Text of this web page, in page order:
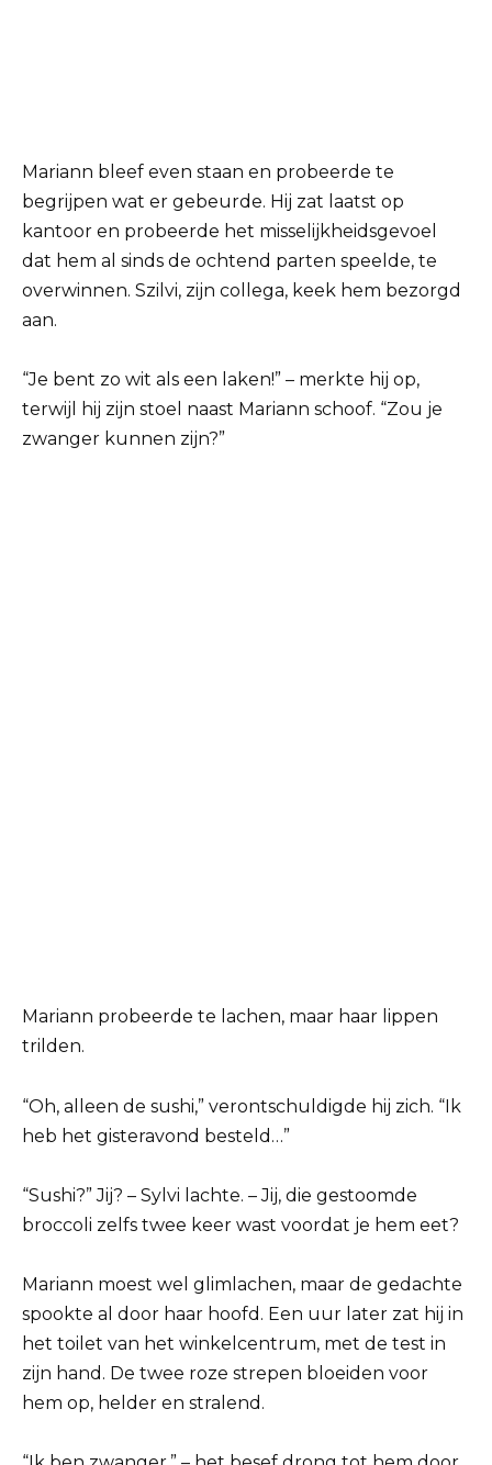
Mariann bleef even staan ​​en probeerde te
begrijpen wat er gebeurde. Hij zat laatst op
kantoor en probeerde het misselijkheidsgevoel
dat hem al sinds de ochtend parten speelde, te
overwinnen. Szilvi, zijn collega, keek hem bezorgd
aan.
“Je bent zo wit als een laken!” – merkte hij op,
terwijl hij zijn stoel naast Mariann schoof. “Zou je
zwanger kunnen zijn?”
Mariann probeerde te lachen, maar haar lippen
trilden.
“Oh, alleen de sushi,” verontschuldigde hij zich. “Ik
heb het gisteravond besteld…”
“Sushi?” Jij? – Sylvi lachte. – Jij, die gestoomde
broccoli zelfs twee keer wast voordat je hem eet?
Mariann moest wel glimlachen, maar de gedachte
spookte al door haar hoofd. Een uur later zat hij in
het toilet van het winkelcentrum, met de test in
zijn hand. De twee roze strepen bloeiden voor
hem op, helder en stralend.